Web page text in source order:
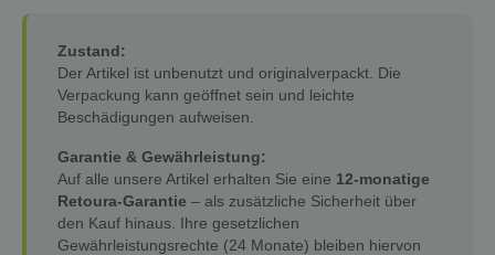
Zustand:
Der Artikel ist unbenutzt und originalverpackt. Die
Verpackung kann geöffnet sein und leichte
Beschädigungen aufweisen.
Garantie & Gewährleistung:
Auf alle unsere Artikel erhalten Sie eine 12-monatige
Retoura-Garantie – als zusätzliche Sicherheit über
den Kauf hinaus. Ihre gesetzlichen
Gewährleistungsrechte (24 Monate) bleiben hiervon